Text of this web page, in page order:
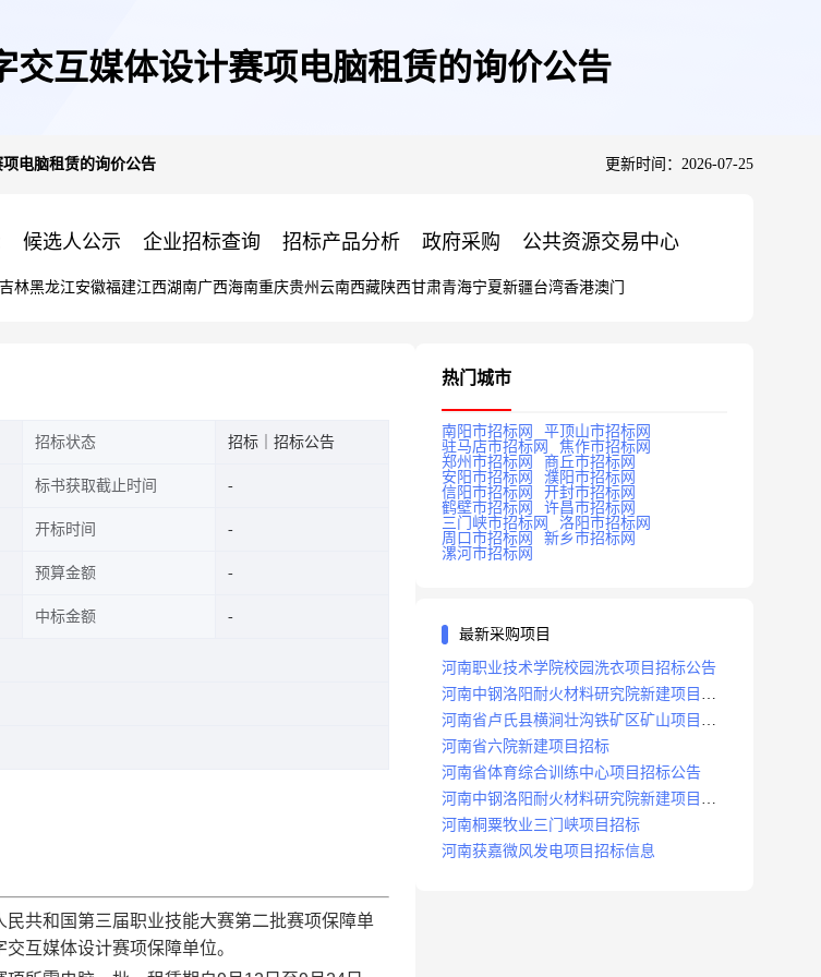
交互媒体设计赛项电脑租赁的询价公告
电脑租赁的询价公告 更新时间：2026-07-25
候选人公示 企业招标查询 招标产品分析 政府采购 公共资源交易中心
吉林黑龙江安徽福建江西湖南广西海南重庆贵州 云南西藏陕西甘肃青海宁夏新疆台湾香港澳门
招标状态 招标｜招标公告
标书获取截止时间
开标时间
预算金额
中标金额
共和国第三届职业技能大赛第二批赛项保障单
互媒体设计赛项保障单位。
热门城市
南阳市招标网
平顶山市招标网
驻马店市招标网
焦作市招标网
郑州市招标网
商丘市招标网
安阳市招标网
濮阳市招标网
信阳市招标网
开封市招标网
鹤壁市招标网
许昌市招标网
三门峡市招标网
洛阳市招标网
周口市招标网
新乡市招标网
漯河市招标网
最新采购项目
河南职业技术学院校园洗衣项目招标公告
河南中钢洛阳耐火材料研究院新建项目招
标
河南省卢氏县横涧壮沟铁矿区矿山项目招
标公告
河南省六院新建项目招标
河南省体育综合训练中心项目招标公告
河南中钢洛阳耐火材料研究院新建项目招
标
河南桐粟牧业三门峡项目招标
河南获嘉微风发电项目招标信息